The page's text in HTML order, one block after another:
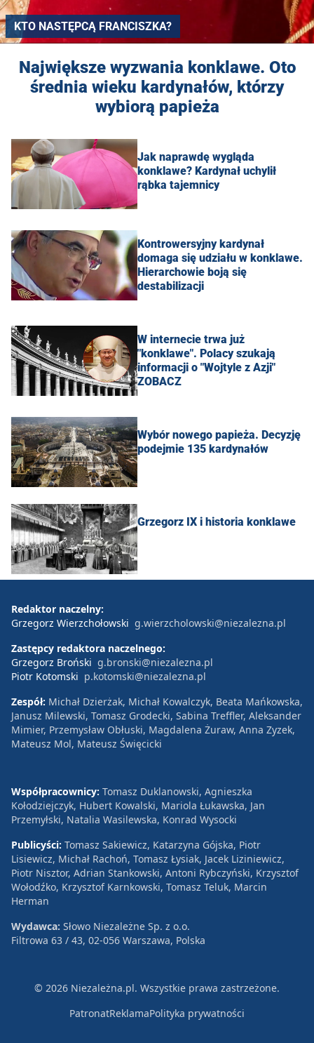
KTO NASTĘPCĄ FRANCISZKA?
Największe wyzwania konklawe. Oto
średnia wieku kardynałów, którzy
wybiorą papieża
Jak naprawdę wygląda
konklawe? Kardynał uchylił
rąbka tajemnicy
Kontrowersyjny kardynał
domaga się udziału w konklawe.
Hierarchowie boją się
destabilizacji
W internecie trwa już
"konklawe". Polacy szukają
informacji o "Wojtyle z Azji"
ZOBACZ
Wybór nowego papieża. Decyzję
podejmie 135 kardynałów
Grzegorz IX i historia konklawe
Redaktor naczelny:
Grzegorz Wierzchołowski g.wierzcholowski@niezalezna.pl
Zastępcy redaktora naczelnego:
Grzegorz Broński g.bronski@niezalezna.pl
Piotr Kotomski p.kotomski@niezalezna.pl
Zespół: Michał Dzierżak, Michał Kowalczyk, Beata Mańkowska,
Janusz Milewski, Tomasz Grodecki, Sabina Treffler, Aleksander
Mimier, Przemysław Obłuski, Magdalena Żuraw, Anna Zyzek,
Mateusz Mol, Mateusz Święcicki
Współpracownicy: Tomasz Duklanowski, Agnieszka
Kołodziejczyk, Hubert Kowalski, Mariola Łukawska, Jan
Przemyłski, Natalia Wasilewska, Konrad Wysocki
Publicyści: Tomasz Sakiewicz, Katarzyna Gójska, Piotr
Lisiewicz, Michał Rachoń, Tomasz Łysiak, Jacek Liziniewicz,
Piotr Nisztor, Adrian Stankowski, Antoni Rybczyński, Krzysztof
Wołodźko, Krzysztof Karnkowski, Tomasz Teluk, Marcin
Herman
Wydawca: Słowo Niezależne Sp. z o.o.
Filtrowa 63 / 43, 02-056 Warszawa, Polska
© 2026 Niezależna.pl. Wszystkie prawa zastrzeżone.
PatronatReklamaPolityka prywatności